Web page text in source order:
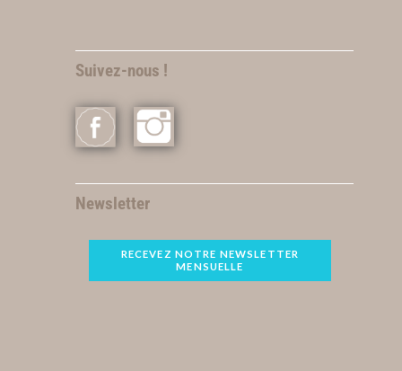
Suivez-nous !
Newsletter
RECEVEZ NOTRE NEWSLETTER
MENSUELLE